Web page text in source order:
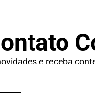
e receba